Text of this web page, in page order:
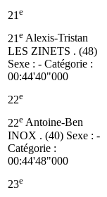
21 e
21 e Alexis-Tristan
LES ZINETS . (48)
Sexe : - Catégorie :
00:44'40"000
22e
22e Antoine-Ben
INOX . (40) Sexe : -
Catégorie :
00:44'48"000
23e